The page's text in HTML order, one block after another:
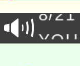
場熱
徵才